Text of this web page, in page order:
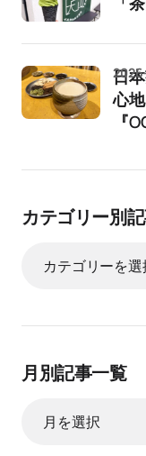
日
心
『
カテゴリー別
月別記事一覧